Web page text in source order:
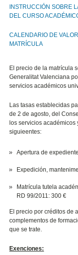
INSTRUCCIÓN SOBRE
DEL CURSO
CALENDARIO DE
MATRÍCULA
El precio de la matrícula
Generalitat Valenciana
servicios académicos
Las tasas establecidas
de 2 de agosto, del
los servicios
siguieentes:
Apertura de
Expedición,
Matrícula tutela
RD 99/2011: 300€
El precio por créditos de
complementos de
que se trate.
Exenciones: